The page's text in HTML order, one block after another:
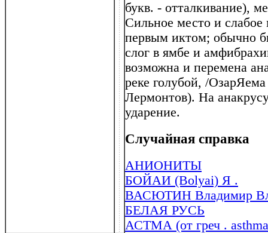
букв. - отталкивание),
Сильное место и слабое
первым иктом; обычно
слог в ямбе и
возможна и перемена
реке голубой, /
Лермонтов). На
ударение.
Случайная справка
АНИОНИТЫ
БОЙАИ (Bolyai) Я .
ВАСЮТИН Владимир
БЕЛАЯ РУСЬ
АСТМА (от греч .